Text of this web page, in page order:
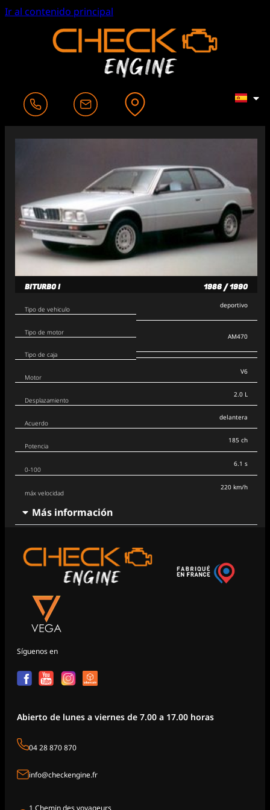
Ir al contenido principal
BITURBO I 1986 / 1990
Tipo de vehiculo
Tipo de motor
Tipo de caja
deportivo
AM470
Motor
Desplazamiento
Acuerdo
V6
2.0 L
delantera
Potencia
0-100
máx velocidad
185 ch
6.1 s
220 km/h
Más información
Síguenos en
Abierto de lunes a viernes de 7.00 a 17.00 horas
04 28 870 870
info@checkengine.fr
1 Chemin des voyageurs